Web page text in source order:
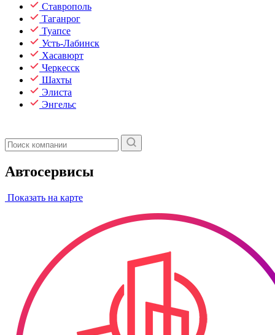
Ставрополь
Таганрог
Туапсе
Усть-Лабинск
Хасавюрт
Черкесск
Шахты
Элиста
Энгельс
Автосервисы
Показать на карте